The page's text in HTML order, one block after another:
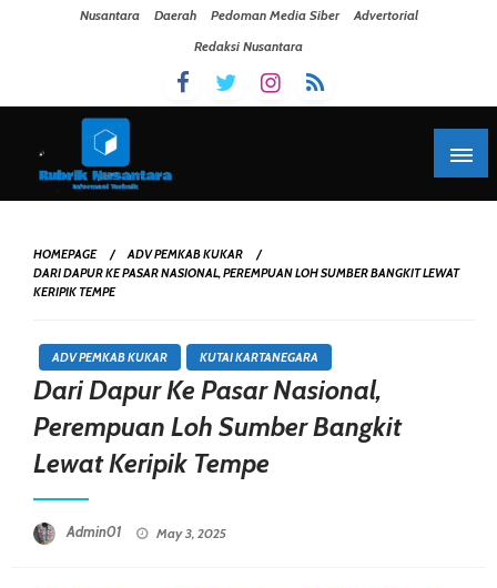
Nusantara Daerah Pedoman Media Siber
Advertorial
Redaksi Nusantara
HOMEPAGE
ADV PEMKAB KUKAR
DARI DAPUR KE PASAR NASIONAL, PEREMPUAN LOH SUMBER BANGKIT LEWAT
KERIPIK TEMPE
ADV PEMKAB KUKAR KUTAI KARTANEGARA
Dari Dapur Ke Pasar Nasional,
Perempuan Loh Sumber Bangkit
Lewat Keripik Tempe
Admin01 May 3, 2025